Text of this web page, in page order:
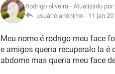
Rodrigo oliveira - Atualizado
usuário anônimo - 11 jan
Meu nome é rodrigo meu face
e amigos queria recuperalo la
abdome mas queria meu face